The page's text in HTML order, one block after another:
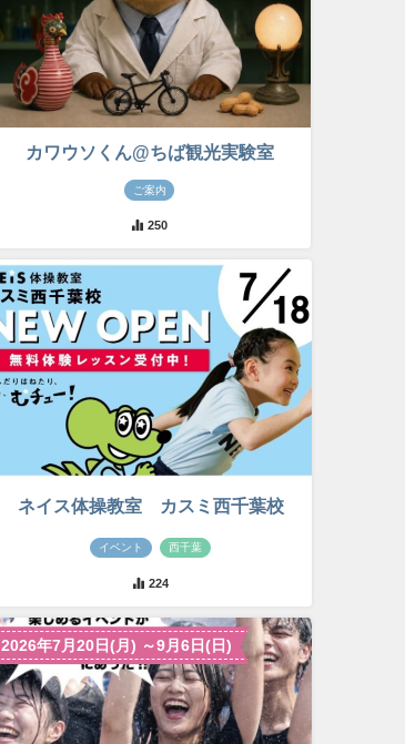
カワウソくん@ちば観光実験室
ご案内
250
ネイス体操教室 カスミ西千葉校
イベント 西千葉
224
2026年7月20日(月) ～9月6日(日)